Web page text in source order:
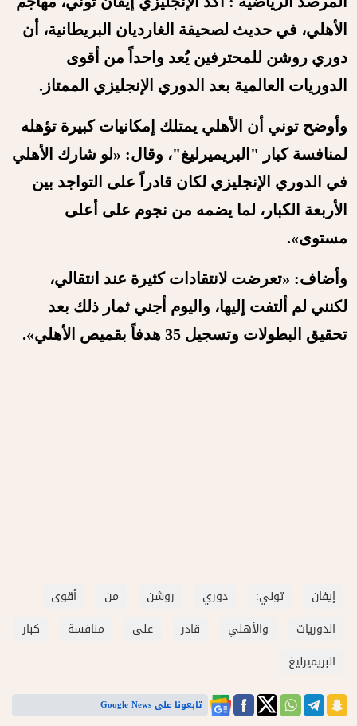
الأهلي، في حديث لصحيفة الغارديان البريطانية، أن
دوري روشن للمحترفين يُعد واحداً من أقوى
الدوريات العالمية بعد الدوري الإنجليزي الممتاز.
وأوضح توني أن الأهلي يمتلك إمكانيات كبيرة تؤهله
لمنافسة كبار "البريميرليغ"، وقال: «لو شارك الأهلي
في الدوري الإنجليزي لكان قادراً على التواجد بين
الأربعة الكبار، لما يضمه من نجوم على أعلى
مستوى».
وأضاف: «تعرضت لانتقادات كثيرة عند انتقالي،
لكنني لم ألتفت إليها، واليوم أجني ثمار ذلك بعد
تحقيق البطولات وتسجيل 35 هدفاً بقميص الأهلي».
إيفان توني: دوري روشن من
أقوى
الدوريات
والأهلي قادر على منافسة
كبار
البريميرليغ
تابعونا على Google News